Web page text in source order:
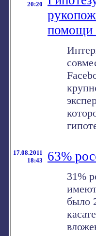
20:20
помощи
17.08.2011
18:43
63%
31%
было